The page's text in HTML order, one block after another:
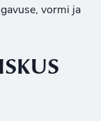
vormi ja